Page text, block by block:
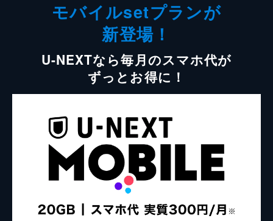
モバイルsetプランが
新登場！
U-NEXTなら毎月のスマホ代が
ずっとお得に！